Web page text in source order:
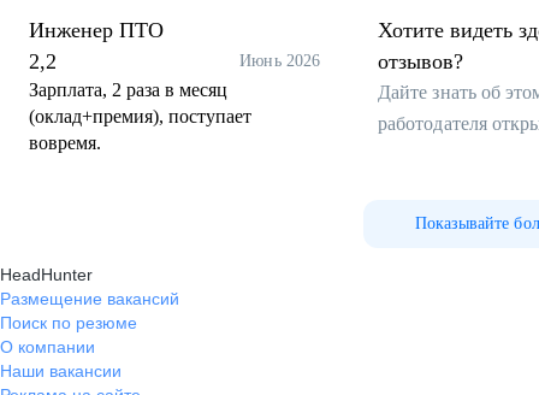
Инженер ПТО
2,2
Июнь 2026
Зарплата, 2 раза в месяц
(оклад+премия), поступает
вовремя.
Хотите видеть
отзывов?
Дайте знать об
работодателя
Показывайте
HeadHunter
Размещение вакансий
Поиск по резюме
О компании
Наши вакансии